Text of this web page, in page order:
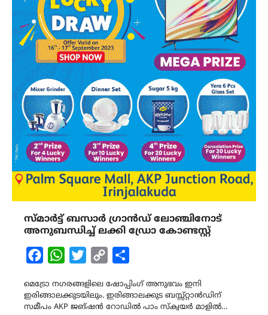
സ്മാർട്ട് ബസാർ ഗ്രാൻഡ് ലോഞ്ചിനോട്
അനുബന്ധിച്ച് ലക്കി ഡ്രോ കോണ്ടസ്റ്റ്
FacebookWhatsAppTwitterCopy
മെട്രോ നഗരങ്ങളിലെ ഷോപ്പിംഗ് അനുഭവം ഇനി
ഇരിങ്ങാലക്കുടയിലും. ഇരിങ്ങാലക്കുട ബസ്സ്റ്റാൻഡിന്
സമീപം AKP ജങ്ഷൻ റോഡിൽ പാം സ്ക്വയർ മാളിൽ…